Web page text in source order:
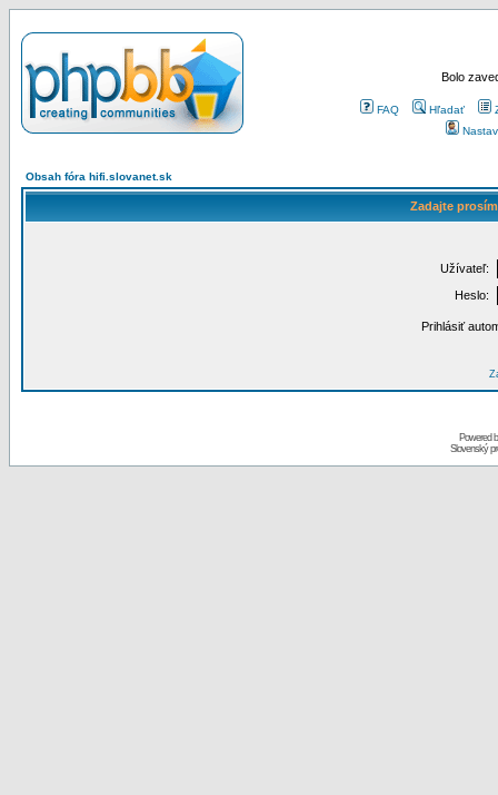
Bolo
FAQ Hľadať
Obsah fóra hifi.slovanet.sk
Zadajte
Užívateľ:
Heslo:
Prihlásiť
Powered
Slovenský